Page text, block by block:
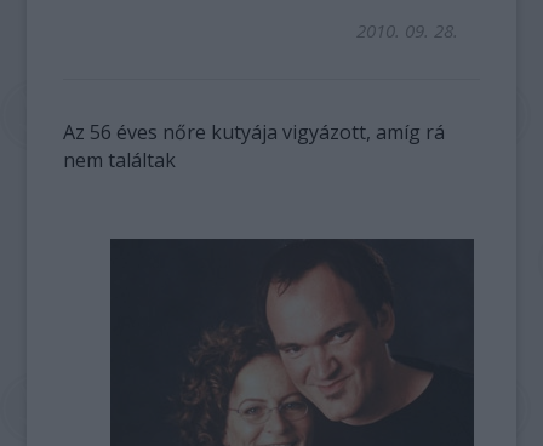
2010. 09. 28.
Az 56 éves nőre kutyája vigyázott, amíg rá
nem találtak